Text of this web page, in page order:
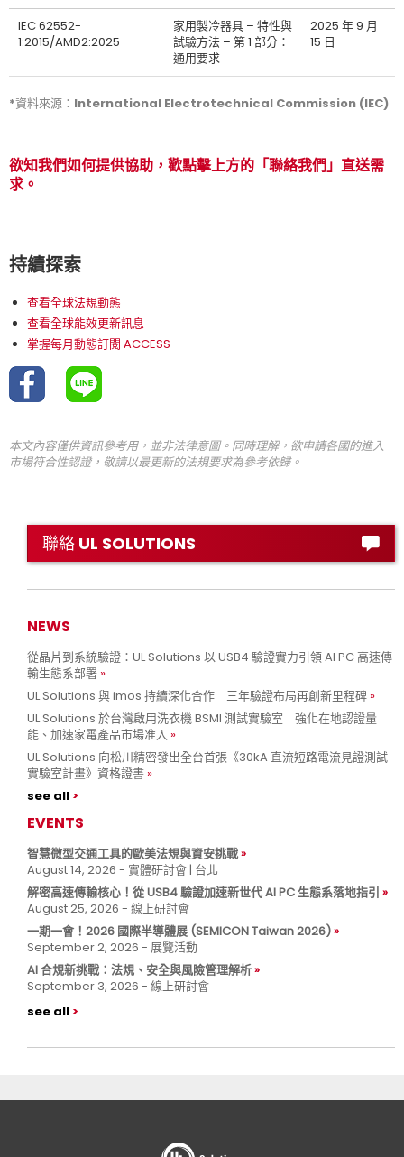
IEC 62552-
1:2015/AMD2:2025
家用製冷器具 – 特性與
試驗方法 – 第 1 部分：
通用要求
2025 年 9 月
15 日
*資料來源：International Electrotechnical Commission (IEC)
欲知我們如何提供協助，歡點擊上方的「聯絡我們」直送需
求。
持續探索
查看全球法規動態
查看全球能效更新訊息
掌握每月動態訂閱 ACCESS
本文內容僅供資訊參考用，並非法律意圖。同時理解，欲申請各國的進入
市場符合性認證，敬請以最更新的法規要求為參考依歸。
聯絡 UL SOLUTIONS
NEWS
從晶片到系統驗證：UL Solutions 以 USB4 驗證實力引領 AI PC 高速傳
輸生態系部署
UL Solutions 與 imos 持續深化合作 三年驗證布局再創新里程碑
UL Solutions 於台灣啟用洗衣機 BSMI 測試實驗室 強化在地認證量
能、加速家電產品市場准入
UL Solutions 向松川精密發出全台首張《30kA 直流短路電流見證測試
實驗室計畫》資格證書
see all
EVENTS
智慧微型交通工具的歐美法規與資安挑戰
August 14, 2026 - 實體研討會 | 台北
解密高速傳輸核心！從 USB4 驗證加速新世代 AI PC 生態系落地指引
August 25, 2026 - 線上研討會
一期一會！2026 國際半導體展 (SEMICON Taiwan 2026)
September 2, 2026 - 展覽活動
AI 合規新挑戰：法規、安全與風險管理解析
September 3, 2026 - 線上研討會
see all